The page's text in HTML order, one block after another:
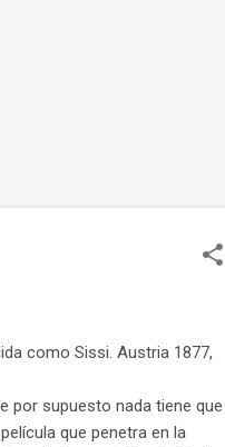
como Sissi. Austria 1877,
por supuesto nada tiene que
que penetra en la